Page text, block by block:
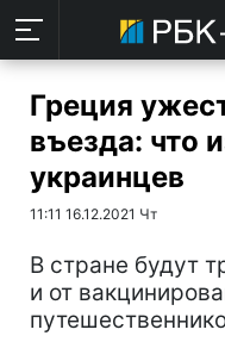
Греция
въезда: что
украинцев
11:11 16.12.2021 Чт
В стране будут
и от